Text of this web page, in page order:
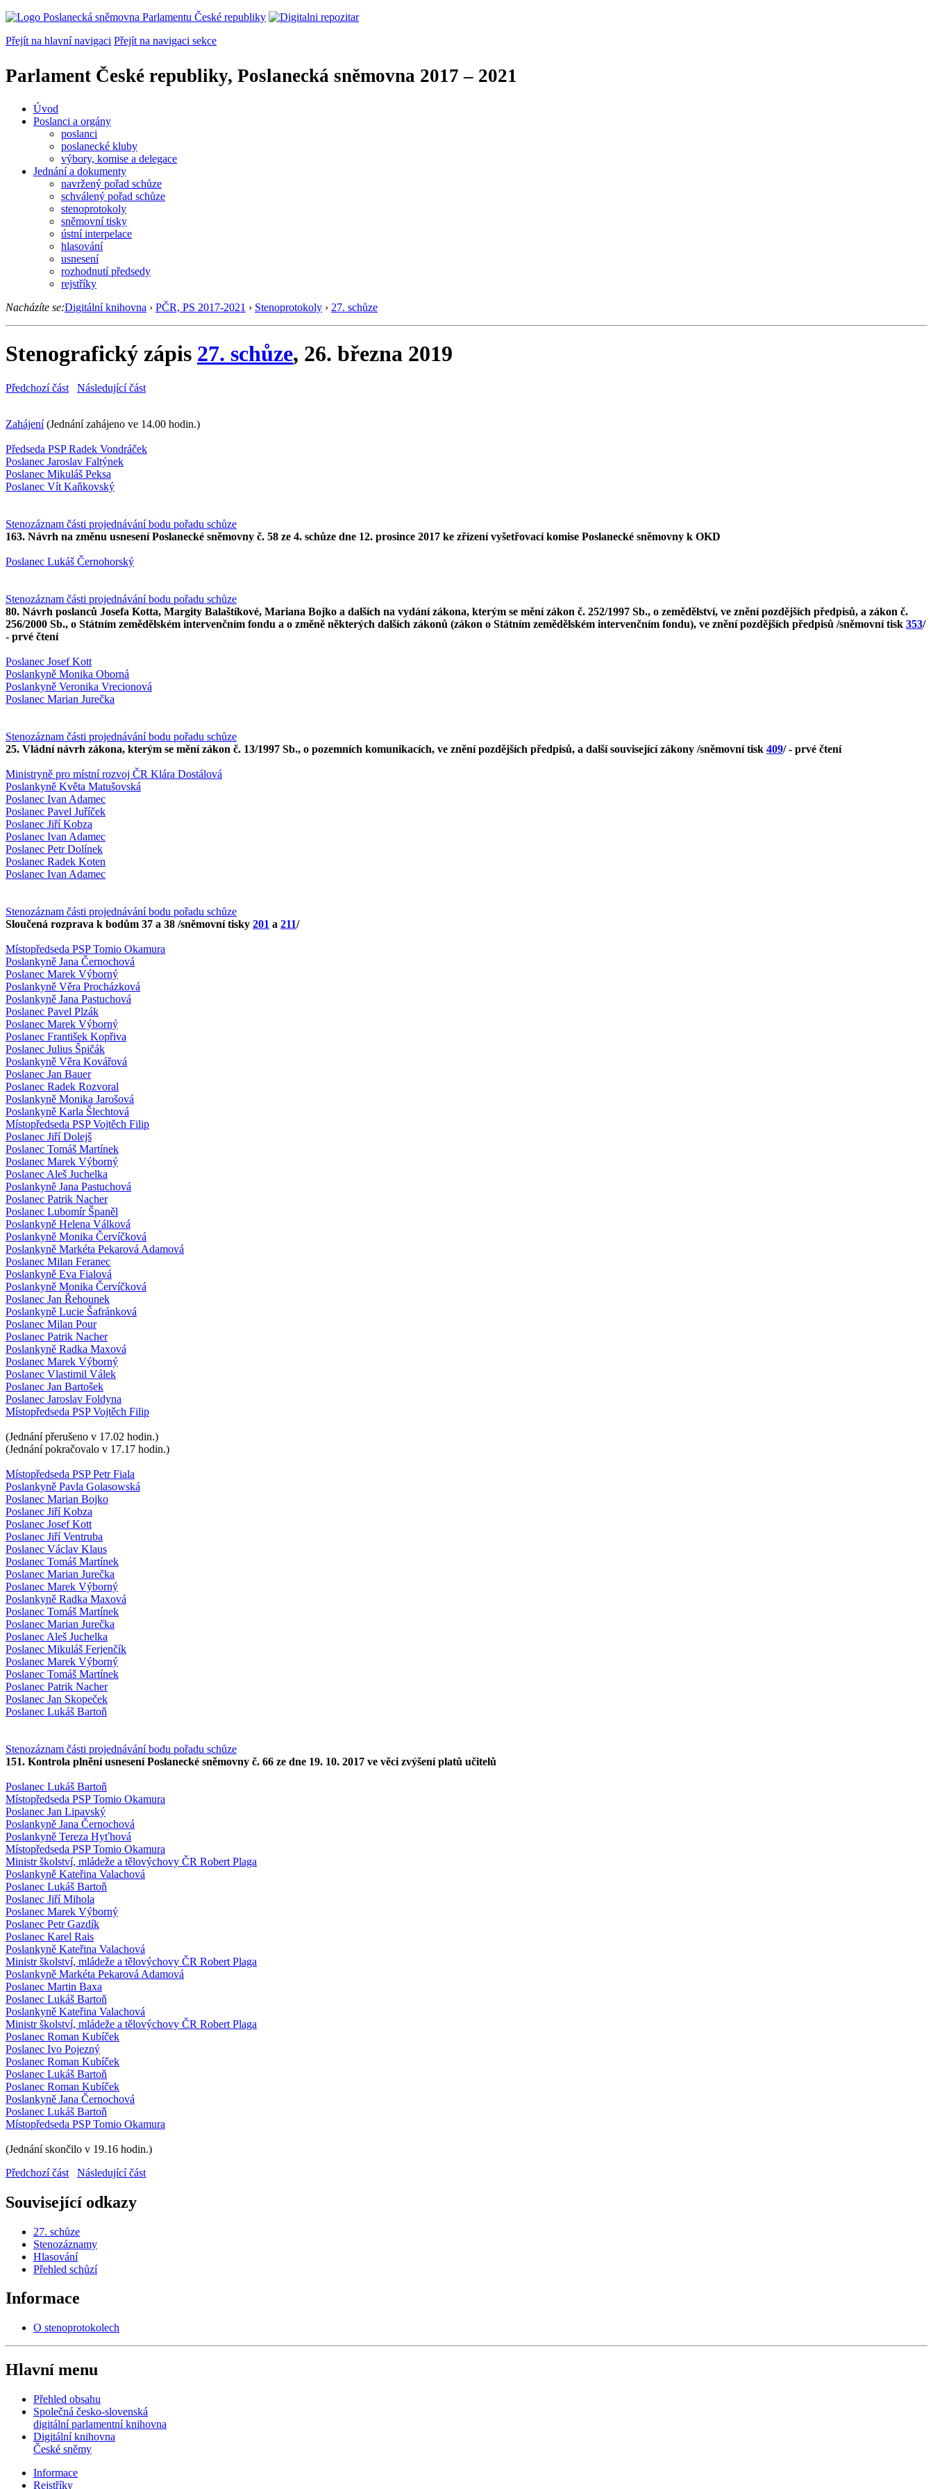
Přejít na hlavní navigaci Přejít na navigaci sekce
Parlament České republiky, Poslanecká sněmovna 2017 – 2021
Úvod
Poslanci a orgány
poslanci
poslanecké kluby
výbory, komise a delegace
Jednání a dokumenty
navržený pořad schůze
schválený pořad schůze
stenoprotokoly
sněmovní tisky
ústní interpelace
hlasování
usnesení
rozhodnutí předsedy
rejstříky
Nacházíte se:Digitální knihovna › PČR, PS 2017-2021 › Stenoprotokoly › 27. schůze
Stenografický zápis 27. schůze, 26. března 2019
Předchozí část Následující část
Zahájení(Jednání zahájeno ve 14.00 hodin.)
Předseda PSP Radek Vondráček
Poslanec Jaroslav Faltýnek
Poslanec Mikuláš Peksa
Poslanec Vít Kaňkovský
Stenozáznam části projednávání bodu pořadu schůze
163. Návrh na změnu usnesení Poslanecké sněmovny č. 58 ze 4. schůze dne 12. prosince 2017 ke zřízení vyšetřovací komise Poslanecké sněmovny k OKD
Poslanec Lukáš Černohorský
Stenozáznam části projednávání bodu pořadu schůze
80. Návrh poslanců Josefa Kotta, Margity Balaštíkové, Mariana Bojko a dalších na vydání zákona, kterým se mění zákon č. 252/1997 Sb., o zemědělství, ve znění pozdějších předpisů, a zákon č.
256/2000 Sb., o Státním zemědělském intervenčním fondu a o změně některých dalších zákonů (zákon o Státním zemědělském intervenčním fondu), ve znění pozdějších předpisů /sněmovní tisk 353/
- prvé čtení
Poslanec Josef Kott
Poslankyně Monika Oborná
Poslankyně Veronika Vrecionová
Poslanec Marian Jurečka
Stenozáznam části projednávání bodu pořadu schůze
25. Vládní návrh zákona, kterým se mění zákon č. 13/1997 Sb., o pozemních komunikacích, ve znění pozdějších předpisů, a další související zákony /sněmovní tisk 409/ - prvé čtení
Ministryně pro místní rozvoj ČR Klára Dostálová
Poslankyně Květa Matušovská
Poslanec Ivan Adamec
Poslanec Pavel Juříček
Poslanec Jiří Kobza
Poslanec Ivan Adamec
Poslanec Petr Dolínek
Poslanec Radek Koten
Poslanec Ivan Adamec
Stenozáznam části projednávání bodu pořadu schůze
Sloučená rozprava k bodům 37 a 38 /sněmovní tisky 201 a 211/
Místopředseda PSP Tomio Okamura
Poslankyně Jana Černochová
Poslanec Marek Výborný
Poslankyně Věra Procházková
Poslankyně Jana Pastuchová
Poslanec Pavel Plzák
Poslanec Marek Výborný
Poslanec František Kopřiva
Poslanec Julius Špičák
Poslankyně Věra Kovářová
Poslanec Jan Bauer
Poslanec Radek Rozvoral
Poslankyně Monika Jarošová
Poslankyně Karla Šlechtová
Místopředseda PSP Vojtěch Filip
Poslanec Jiří Dolejš
Poslanec Tomáš Martínek
Poslanec Marek Výborný
Poslanec Aleš Juchelka
Poslankyně Jana Pastuchová
Poslanec Patrik Nacher
Poslanec Lubomír Španěl
Poslankyně Helena Válková
Poslankyně Monika Červíčková
Poslankyně Markéta Pekarová Adamová
Poslanec Milan Feranec
Poslankyně Eva Fialová
Poslankyně Monika Červíčková
Poslanec Jan Řehounek
Poslankyně Lucie Šafránková
Poslanec Milan Pour
Poslanec Patrik Nacher
Poslankyně Radka Maxová
Poslanec Marek Výborný
Poslanec Vlastimil Válek
Poslanec Jan Bartošek
Poslanec Jaroslav Foldyna
Místopředseda PSP Vojtěch Filip
(Jednání přerušeno v 17.02 hodin.)
(Jednání pokračovalo v 17.17 hodin.)
Místopředseda PSP Petr Fiala
Poslankyně Pavla Golasowská
Poslanec Marian Bojko
Poslanec Jiří Kobza
Poslanec Josef Kott
Poslanec Jiří Ventruba
Poslanec Václav Klaus
Poslanec Tomáš Martínek
Poslanec Marian Jurečka
Poslanec Marek Výborný
Poslankyně Radka Maxová
Poslanec Tomáš Martínek
Poslanec Marian Jurečka
Poslanec Aleš Juchelka
Poslanec Mikuláš Ferjenčík
Poslanec Marek Výborný
Poslanec Tomáš Martínek
Poslanec Patrik Nacher
Poslanec Jan Skopeček
Poslanec Lukáš Bartoň
Stenozáznam části projednávání bodu pořadu schůze
151. Kontrola plnění usnesení Poslanecké sněmovny č. 66 ze dne 19. 10. 2017 ve věci zvýšení platů učitelů
Poslanec Lukáš Bartoň
Místopředseda PSP Tomio Okamura
Poslanec Jan Lipavský
Poslankyně Jana Černochová
Poslankyně Tereza Hyťhová
Místopředseda PSP Tomio Okamura
Ministr školství, mládeže a tělovýchovy ČR Robert Plaga
Poslankyně Kateřina Valachová
Poslanec Lukáš Bartoň
Poslanec Jiří Mihola
Poslanec Marek Výborný
Poslanec Petr Gazdík
Poslanec Karel Rais
Poslankyně Kateřina Valachová
Ministr školství, mládeže a tělovýchovy ČR Robert Plaga
Poslankyně Markéta Pekarová Adamová
Poslanec Martin Baxa
Poslanec Lukáš Bartoň
Poslankyně Kateřina Valachová
Ministr školství, mládeže a tělovýchovy ČR Robert Plaga
Poslanec Roman Kubíček
Poslanec Ivo Pojezný
Poslanec Roman Kubíček
Poslanec Lukáš Bartoň
Poslanec Roman Kubíček
Poslankyně Jana Černochová
Poslanec Lukáš Bartoň
Místopředseda PSP Tomio Okamura
(Jednání skončilo v 19.16 hodin.)
Předchozí část
Následující část
Související odkazy
27. schůze
Stenozáznamy
Hlasování
Přehled schůzí
Informace
O stenoprotokolech
Hlavní menu
Přehled obsahu
Společná česko-slovenská
digitální parlamentní knihovna
Digitální knihovna
České sněmy
Informace
Rejstříky